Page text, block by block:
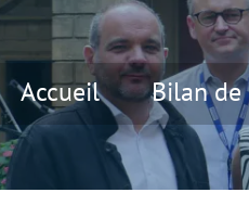
Accueil Bilan de